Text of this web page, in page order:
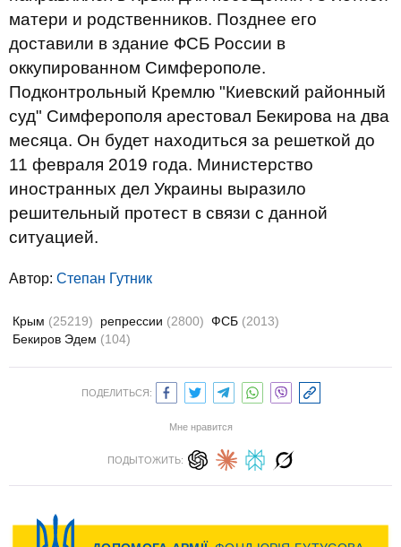
матери и родственников. Позднее его
доставили в здание ФСБ России в
оккупированном Симферополе.
Подконтрольный Кремлю "Киевский районный
суд" Симферополя арестовал Бекирова на два
месяца. Он будет находиться за решеткой до
11 февраля 2019 года. Министерство
иностранных дел Украины выразило
решительный протест в связи с данной
ситуацией.
Автор: Степан Гутник
Крым (25219) репрессии (2800) ФСБ (2013)
Бекиров Эдем (104)
ПОДЕЛИТЬСЯ:
Мне нравится
ПОДЫТОЖИТЬ: